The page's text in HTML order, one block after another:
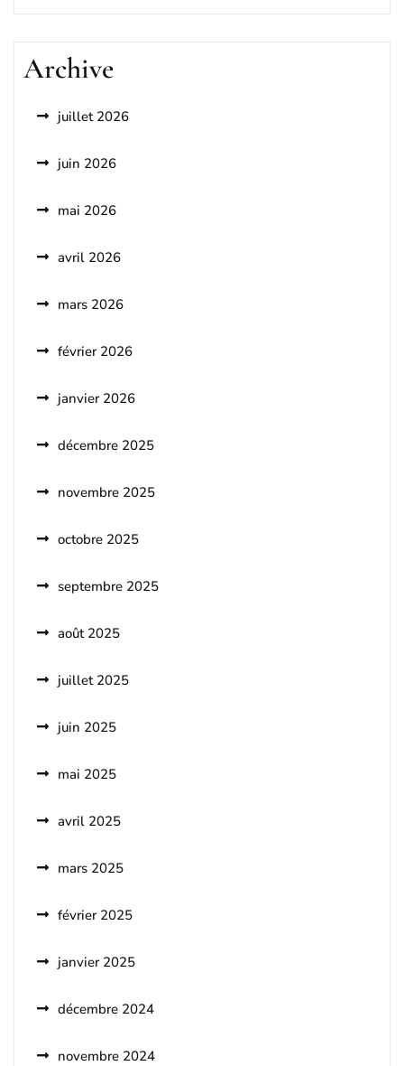
Archive
juillet 2026
juin 2026
mai 2026
avril 2026
mars 2026
février 2026
janvier 2026
décembre 2025
novembre 2025
octobre 2025
septembre 2025
août 2025
juillet 2025
juin 2025
mai 2025
avril 2025
mars 2025
février 2025
janvier 2025
décembre 2024
novembre 2024